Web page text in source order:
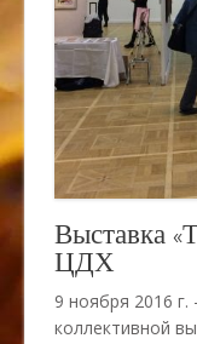
Выставка
ЦДХ
9 ноября 2016
коллективной